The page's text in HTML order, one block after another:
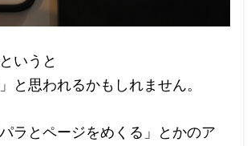
いうと
と思われるかもしれません。
ラとページをめくる」とかのア